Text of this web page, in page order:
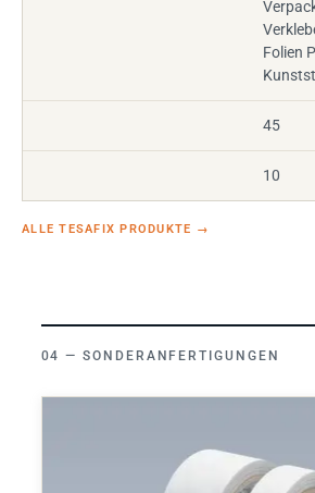
Folien
45
10
ALLE TESAFIX PRODUKTE →
SONDERANFERTIGUNGEN